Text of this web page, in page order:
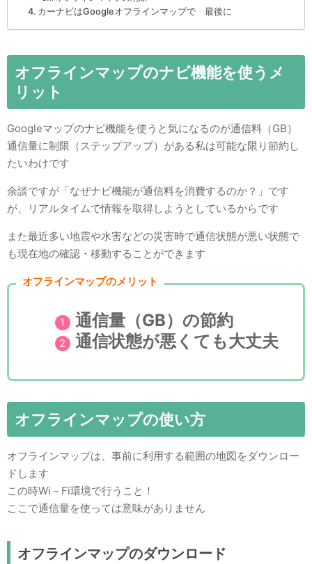
カーナビはGoogleオフラインマップで 最後に
オフラインマップのナビ機能を使うメ
リット
Googleマップのナビ機能を使うと気になるのが通信料（GB）
通信量に制限（ステップアップ）がある私は可能な限り節約し
たいわけです
余談ですが「なぜナビ機能が通信料を消費するのか？」です
が、リアルタイムで情報を取得しようとしているからです
また最近多い地震や水害などの災害時で通信状態が悪い状態で
も現在地の確認・移動することができます
オフラインマップのメリット
通信量（GB）の節約
通信状態が悪くても大丈夫
オフラインマップの使い方
オフラインマップは、事前に利用する範囲の地図をダウンロー
ドします
この時Wi－Fi環境で行うこと！
ここで通信量を使っては意味がありません
オフラインマップのダウンロード